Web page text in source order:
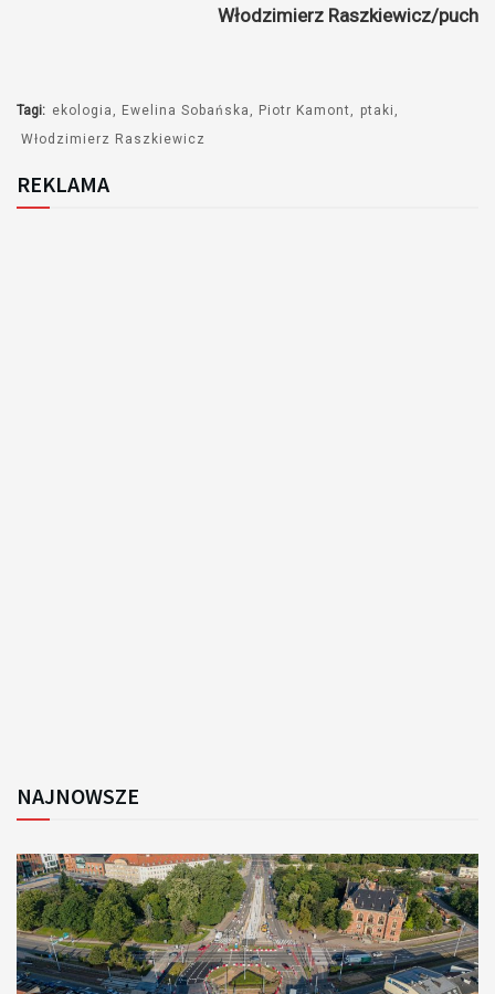
Włodzimierz Raszkiewicz/puch
Tagi: ekologia Ewelina Sobańska Piotr Kamont
ptaki
Włodzimierz Raszkiewicz
REKLAMA
NAJNOWSZE